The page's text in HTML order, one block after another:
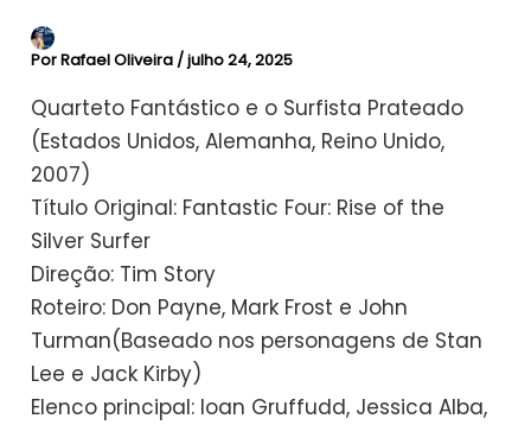
PorRafael Oliveira /julho 24, 2025
Quarteto Fantástico e o Surfista Prateado
(Estados Unidos, Alemanha, Reino Unido,
2007)
Título Original: Fantastic Four: Rise of the
Silver Surfer
Direção: Tim Story
Roteiro: Don Payne, Mark Frost e John
Turman(Baseado nos personagens de Stan
Lee e Jack Kirby)
Elenco principal: Ioan Gruffudd, Jessica Alba,